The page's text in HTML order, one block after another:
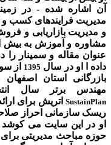
شده - در زمینه
کسب و کار،
بازاریابی و فروش
آموزش به بیش از یکصد
و سمینار را در
در سال1395از سوی
استان اصفهان و
برتر سال
اتریش برای ارائه
احراز صلاحیت
سایت می کوشد مقالات،
مدیریتی برای استفاده